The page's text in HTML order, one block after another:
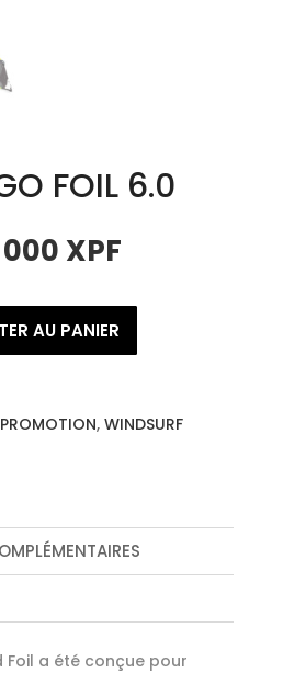
FOIL 6.0
:
XPFLe
actuel
60
AU PANIER
PROMOTION, WINDSURF
Foil a été conçue pour